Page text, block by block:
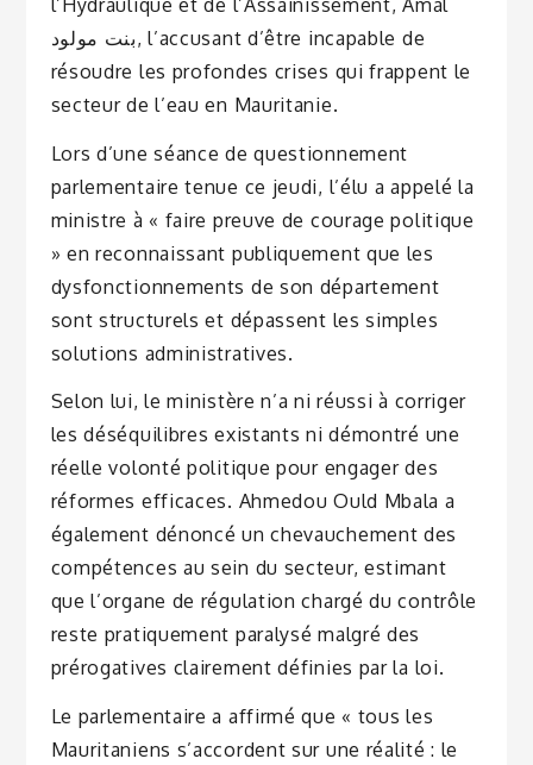
بنت مولود, l’accusant d’être incapable de
résoudre les profondes crises qui frappent le
secteur de l’eau en Mauritanie.
Lors d’une séance de questionnement
parlementaire tenue ce jeudi, l’élu a appelé la
ministre à « faire preuve de courage politique
» en reconnaissant publiquement que les
dysfonctionnements de son département
sont structurels et dépassent les simples
solutions administratives.
Selon lui, le ministère n’a ni réussi à corriger
les déséquilibres existants ni démontré une
réelle volonté politique pour engager des
réformes efficaces. Ahmedou Ould Mbala a
également dénoncé un chevauchement des
compétences au sein du secteur, estimant
que l’organe de régulation chargé du contrôle
reste pratiquement paralysé malgré des
prérogatives clairement définies par la loi.
Le parlementaire a affirmé que « tous les
Mauritaniens s’accordent sur une réalité : le